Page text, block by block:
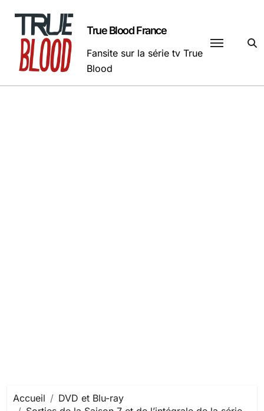
contenu
True Blood France
Fansite sur la série tv True
Blood
Accueil
DVD et Blu-ray